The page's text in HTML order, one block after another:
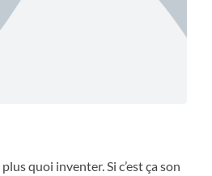
quoi inventer. Si c’est ça son